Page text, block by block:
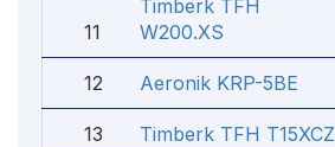
11
Timberk TFH
W200.XS
12 Aeronik KRP-5BE
13 Timberk TFH T15XCZ